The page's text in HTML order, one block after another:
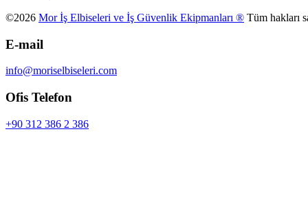
©2026 Mor İş Elbiseleri ve İş Güvenlik Ekipmanları ® Tüm hakları
E-mail
info@moriselbiseleri.com
Ofis Telefon
+90 312 386 2 386